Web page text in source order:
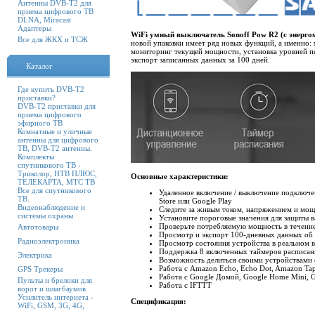
Антенны DVB-T2 для
приема цифрового ТВ
DLNA, Miracast
Адаптеры
Все для ЖКХ и ТСЖ
Каталог
Где купить DVB-T2
приставки?
DVB-T2 приставки для
приема цифрового
эфирного ТВ
Комнатные и уличные
антенны для цифрового
ТВ, DVB-T2 антенны.
Комплекты
спутникового ТВ -
Триколор, НТВ ПЛЮС,
ТЕЛЕКАРТА, МТС ТВ
Все для спутникового
ТВ.
Видеонаблюдение и
системы охраны
Автотовары
Радиоэлектроника
Электрика
GPS Трекеры
Пульты и брелоки для
ворот и шлагбаумов
Усилитель интернета -
WiFi, GSM, 3G, 4G,
WiFi умный выключатель Sonoff Pow R2 (с
новой упаковки имеет ряд новых функций, а
мониторинг текущей мощности, установка уровней
экспорт записанных данных за 100 дней.
Основные характеристики:
Удаленное включение / выключение
Store или Google Play
Следите за живым током, напряжением и
Установите пороговые значения для защиты
Проверьте потребляемую мощность в
Просмотр и экспорт 100-дневных данных об
Просмотр состояния устройства в реальном
Поддержка 8 включенных таймеров
Возможность делиться своими
Работа с Amazon Echo, Echo Dot, Amazon
Работа с Google Домой, Google Home Mini,
Работа с IFTTT
Спецификация: